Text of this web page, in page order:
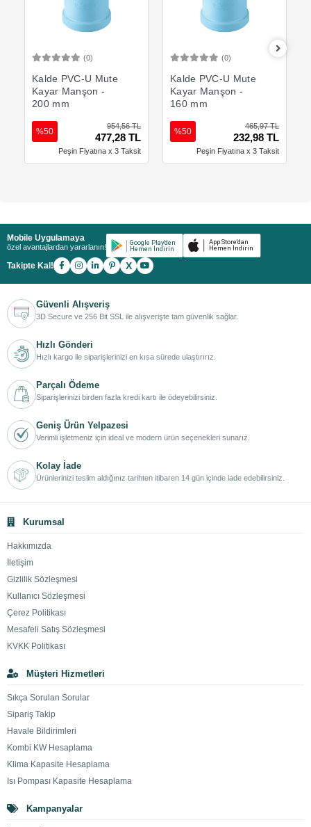
(0)
Kalde PVC-U Mute
Kayar Manşon -
200 mm
954,56 TL
477,28 TL
%50
Peşin Fiyatına x 3 Taksit
(0)
Kalde PVC-U Mute
Kayar Manşon -
160 mm
465,97 TL
232,98 TL
%50
Peşin Fiyatına x 3 Taksit
Mobile Uygulamaya
özel avantajlardan yararlanın!
Takipte Kal! X
Güvenli Alışveriş
3D Secure ve 256 Bit SSL ile alışverişte tam güvenlik sağlar.
Hızlı Gönderi
Hızlı kargo ile siparişlerinizi en kısa sürede ulaştırırız.
Parçalı Ödeme
Siparişlerinizi birden fazla kredi kartı ile ödeyebilirsiniz.
Geniş Ürün Yelpazesi
Verimli işletmeniz için ideal ve modern ürün seçenekleri sunarız.
Kolay İade
Ürünlerinizi teslim aldığınız tarihten itibaren 14 gün içinde iade edebilirsiniz.
Kurumsal
Hakkımızda
İletişim
Gizlilik Sözleşmesi
Kullanıcı Sözleşmesi
Çerez Politikası
Mesafeli Satış Sözleşmesi
KVKK Politikası
Müşteri Hizmetleri
Sıkça Sorulan Sorular
Sipariş Takip
Havale Bildirimleri
Kombi KW Hesaplama
Klima Kapasite Hesaplama
Isı Pompası Kapasite Hesaplama
Kampanyalar